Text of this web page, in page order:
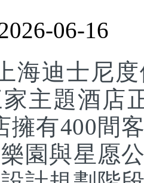
06-16
海迪士尼
主題酒店
擁有400間
樂園與星愿